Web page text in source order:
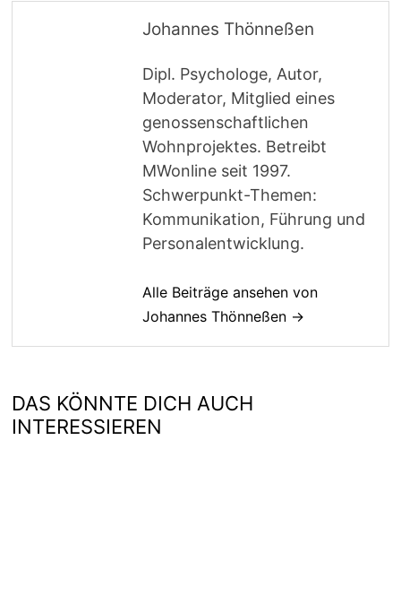
Johannes Thönneßen
Dipl. Psychologe, Autor,
Moderator, Mitglied eines
genossenschaftlichen
Wohnprojektes. Betreibt
MWonline seit 1997.
Schwerpunkt-Themen:
Kommunikation, Führung und
Personalentwicklung.
Alle Beiträge ansehen von
Johannes Thönneßen →
DAS KÖNNTE DICH AUCH
INTERESSIEREN